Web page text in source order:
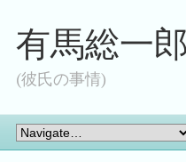
有馬総一
(彼氏の事情)